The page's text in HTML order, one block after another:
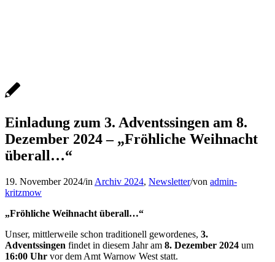
Einladung zum 3. Adventssingen am 8.
Dezember 2024 – „Fröhliche Weihnacht
überall…“
19. November 2024/in Archiv 2024, Newsletter/von admin-
kritzmow
„Fröhliche Weihnacht überall…“
Unser, mittlerweile schon traditionell gewordenes, 3.
Adventssingen findet in diesem Jahr am 8. Dezember 2024 um
16:00 Uhr vor dem Amt Warnow West statt.